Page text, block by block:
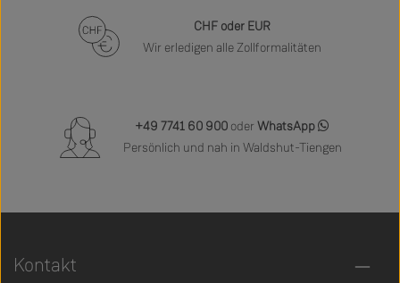
CHF oder EUR
Wir erledigen alle Zollformalitäten
+49 7741 60 900 oder WhatsApp
Persönlich und nah in Waldshut-Tiengen
Kontakt